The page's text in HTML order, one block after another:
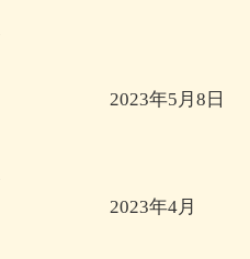
2023年5月8日
2023年4月